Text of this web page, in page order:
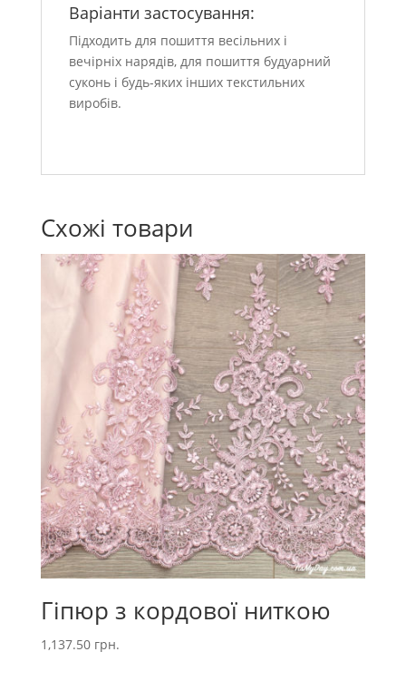
Варіанти застосування:
Підходить для пошиття весільних і
вечірніх нарядів, для пошиття будуарний
суконь і будь-яких інших текстильних
виробів.
Схожі товари
Гіпюр з кордової ниткою
1,137.50 грн.